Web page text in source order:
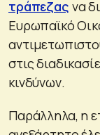
τράπεζας να
Ευρωπαϊκό
στις
κινδύνων.
Παράλληλα, η